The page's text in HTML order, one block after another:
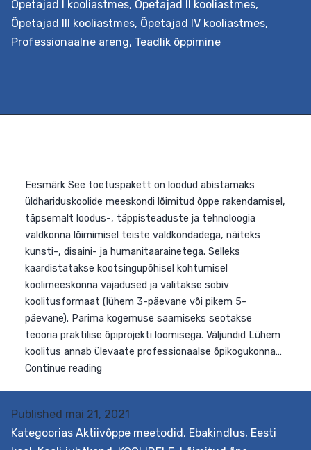
Eesmärk Pakkuda tuge teemaõppe kavandamiseks
koolis. Teemaõpe on teatud teemaringiga seotud
teemaõpet lähtudes nüüdisaegsest õpikäsitusest. Ta
on inspiratsiooniks ja toeks kolleegidele õppeprotsessi…
Continue reading Teemaõppe
kavandamine
koolis
Õpetajad I kooliastmes, Õpetajad II kooliastmes,
Õpetajad III kooliastmes, Õpetajad IV kooliastmes,
Professionaalne areng, Teadlik õppimine
Published mai 21, 2021
Kategoorias Aktiivõppe meetodid, Ebakindlus, Eesti